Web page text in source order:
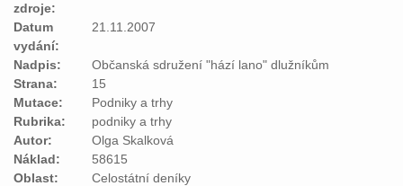
zdroje:
Datum
vydání:
21.11.2007
Nadpis:
Občanská sdružení "hází lano" dlužníkům
Strana:
15
Mutace:
Podniky a trhy
Rubrika:
podniky a trhy
Autor:
Olga Skalková
Náklad:
58615
Oblast:
Celostátní deníky